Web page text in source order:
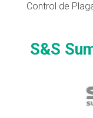
Control de
S&S